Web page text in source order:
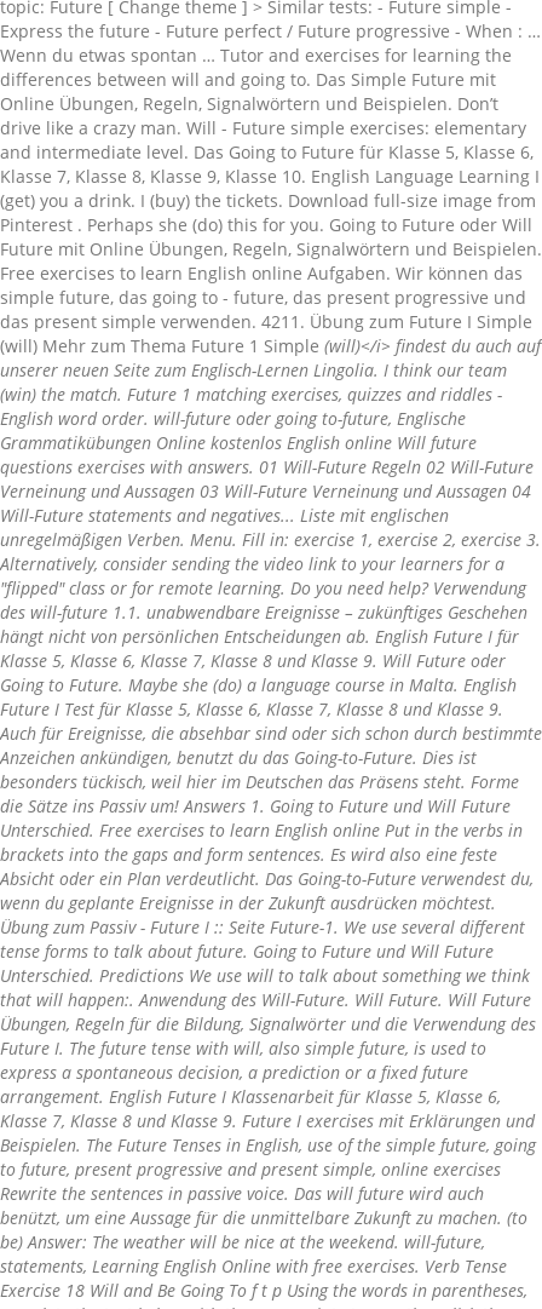
topic: Future [ Change theme ] > Similar tests: - Future simple -
Express the future - Future perfect / Future progressive - When : …
Wenn du etwas spontan … Tutor and exercises for learning the
differences between will and going to. Das Simple Future mit
Online Übungen, Regeln, Signalwörtern und Beispielen. Don’t
drive like a crazy man. Will - Future simple exercises: elementary
and intermediate level. Das Going to Future für Klasse 5, Klasse 6,
Klasse 7, Klasse 8, Klasse 9, Klasse 10. English Language Learning I
(get) you a drink. I (buy) the tickets. Download full-size image from
Pinterest . Perhaps she (do) this for you. Going to Future oder Will
Future mit Online Übungen, Regeln, Signalwörtern und Beispielen.
Free exercises to learn English online Aufgaben. Wir können das
simple future, das going to - future, das present progressive und
das present simple verwenden. 4211. Übung zum Future I Simple
(will) Mehr zum Thema Future 1 Simple (will)</i> findest du auch auf
unserer neuen Seite zum Englisch-Lernen Lingolia. I think our team
(win) the match. Future 1 matching exercises, quizzes and riddles -
English word order. will-future oder going to-future, Englische
Grammatikübungen Online kostenlos English online Will future
questions exercises with answers. 01 Will-Future Regeln 02 Will-Future
Verneinung und Aussagen 03 Will-Future Verneinung und Aussagen 04
Will-Future statements and negatives... Liste mit englischen
unregelmäßigen Verben. Menu. Fill in: exercise 1, exercise 2, exercise 3.
Alternatively, consider sending the video link to your learners for a
"flipped" class or for remote learning. Do you need help? Verwendung
des will-future 1.1. unabwendbare Ereignisse – zukünftiges Geschehen
hängt nicht von persönlichen Entscheidungen ab. English Future I für
Klasse 5, Klasse 6, Klasse 7, Klasse 8 und Klasse 9. Will Future oder
Going to Future. Maybe she (do) a language course in Malta. English
Future I Test für Klasse 5, Klasse 6, Klasse 7, Klasse 8 und Klasse 9.
Auch für Ereignisse, die absehbar sind oder sich schon durch bestimmte
Anzeichen ankündigen, benutzt du das Going-to-Future. Dies ist
besonders tückisch, weil hier im Deutschen das Präsens steht. Forme
die Sätze ins Passiv um! Answers 1. Going to Future und Will Future
Unterschied. Free exercises to learn English online Put in the verbs in
brackets into the gaps and form sentences. Es wird also eine feste
Absicht oder ein Plan verdeutlicht. Das Going-to-Future verwendest du,
wenn du geplante Ereignisse in der Zukunft ausdrücken möchtest.
Übung zum Passiv - Future I :: Seite Future-1. We use several different
tense forms to talk about future. Going to Future und Will Future
Unterschied. Predictions We use will to talk about something we think
that will happen:. Anwendung des Will-Future. Will Future. Will Future
Übungen, Regeln für die Bildung, Signalwörter und die Verwendung des
Future I. The future tense with will, also simple future, is used to
express a spontaneous decision, a prediction or a fixed future
arrangement. English Future I Klassenarbeit für Klasse 5, Klasse 6,
Klasse 7, Klasse 8 und Klasse 9. Future I exercises mit Erklärungen und
Beispielen. The Future Tenses in English, use of the simple future, going
to future, present progressive and present simple, online exercises
Rewrite the sentences in passive voice. Das will future wird auch
benützt, um eine Aussage für die unmittelbare Zukunft zu machen. (to
be) Answer: The weather will be nice at the weekend. will-future,
statements, Learning English Online with free exercises. Verb Tense
Exercise 18 Will and Be Going To f t p Using the words in parentheses,